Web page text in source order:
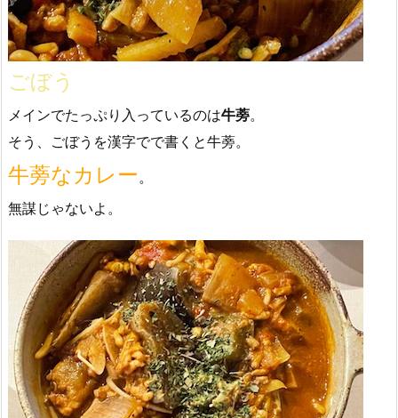
ごぼう
メインでたっぷり入っているのは牛蒡。
そう、ごぼうを漢字でで書くと牛蒡。
牛蒡なカレー 。
無謀じゃないよ。